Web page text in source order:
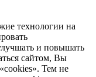
технологии на
и повышать
сайтом, Вы
Тем не